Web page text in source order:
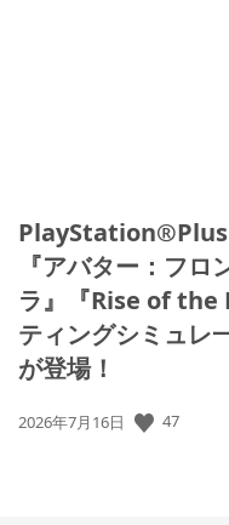
PlayStation®Plus
『アバター：フ
ラ』『Rise of the
ティングシミュ
が登場！
公
2026年7月16日 47